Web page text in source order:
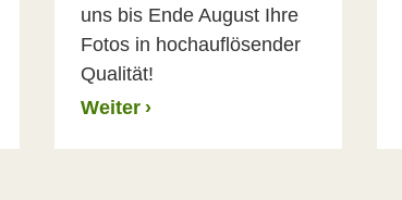
uns bis Ende August Ihre
Fotos in hochauflösender
Qualität!
Weiter ›